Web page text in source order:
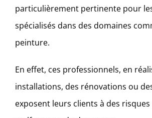
particulièrement pertinente pour
spécialisés dans des domaines
peinture.
En effet, ces professionnels, en
installations, des rénovations ou
exposent leurs clients à des